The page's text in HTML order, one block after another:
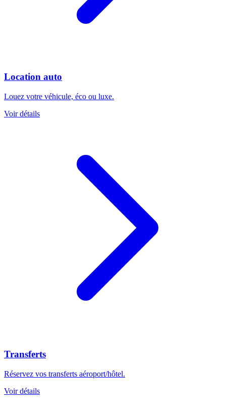
Location auto
Louez votre véhicule, éco ou luxe.
Voir détails
Transferts
Réservez vos transferts aéroport/hôtel.
Voir détails